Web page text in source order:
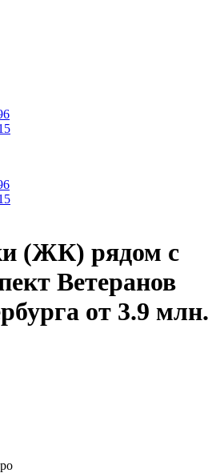
(ЖК) рядом с
Ветеранов
от 3.9 млн.